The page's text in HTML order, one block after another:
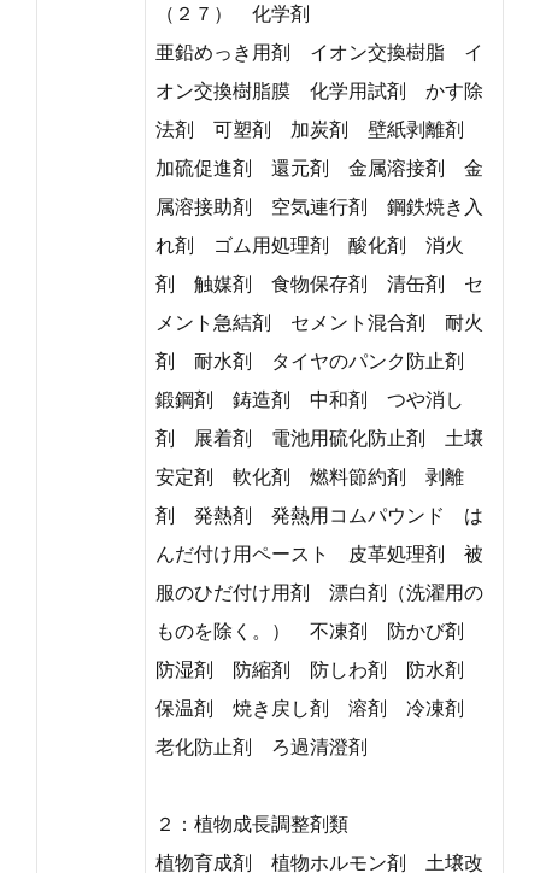
（２７） 化学剤
亜鉛めっき用剤 イオン交換樹脂 イ
オン交換樹脂膜 化学用試剤 かす除
法剤 可塑剤 加炭剤 壁紙剥離剤
加硫促進剤 還元剤 金属溶接剤 金
属溶接助剤 空気連行剤 鋼鉄焼き入
れ剤 ゴム用処理剤 酸化剤 消火
剤 触媒剤 食物保存剤 清缶剤 セ
メント急結剤 セメント混合剤 耐火
剤 耐水剤 タイヤのパンク防止剤
鍛鋼剤 鋳造剤 中和剤 つや消し
剤 展着剤 電池用硫化防止剤 土壌
安定剤 軟化剤 燃料節約剤 剥離
剤 発熱剤 発熱用コムパウンド は
んだ付け用ペースト 皮革処理剤 被
服のひだ付け用剤 漂白剤（洗濯用の
ものを除く。） 不凍剤 防かび剤
防湿剤 防縮剤 防しわ剤 防水剤
保温剤 焼き戻し剤 溶剤 冷凍剤
老化防止剤 ろ過清澄剤
２：植物成長調整剤類
植物育成剤 植物ホルモン剤 土壌改